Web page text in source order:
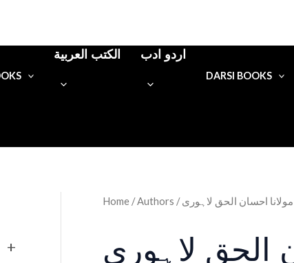
الكتب العربية اردو ادب
DARSI BOOKS
+
Home / Authors / مولانا احسان الحق لاہوری
الحق لاہوری